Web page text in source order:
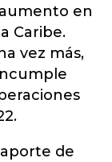
en
Caribe.
vez más,
de